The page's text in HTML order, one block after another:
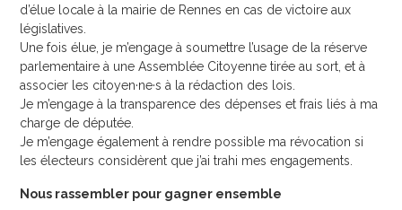
d’élue locale à la mairie de Rennes en cas de victoire aux
législatives.
Une fois élue, je m’engage à soumettre l’usage de la réserve
parlementaire à une Assemblée Citoyenne tirée au sort, et à
associer les citoyen·ne·s à la rédaction des lois.
Je m’engage à la transparence des dépenses et frais liés à ma
charge de députée.
Je m’engage également à rendre possible ma révocation si
les électeurs considèrent que j’ai trahi mes engagements.
Nous rassembler pour gagner ensemble